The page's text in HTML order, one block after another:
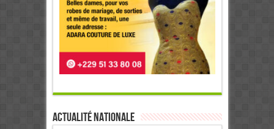
Actualité Nationale